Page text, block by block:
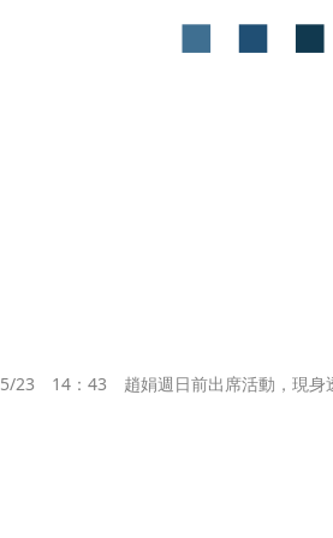
5/23　14：43　趙娟週日前出席活動，現身